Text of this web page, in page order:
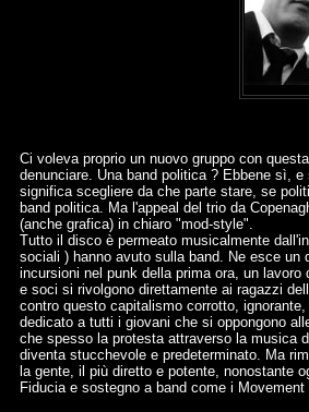
Ci voleva proprio un nuovo gruppo con
denunciare. Una band politica ? Ebbene sì,
significa scegliere da che parte stare, se
band politica. Ma l'appeal del trio da
(anche grafica) in chiaro "mod-style".
Tutto il disco è permeato musicalmente
sociali ) hanno avuto sulla band. Ne esce
incursioni nel punk della prima ora, un
e soci si rivolgono direttamente ai ragazzi
contro questo capitalismo corrotto,
dedicato a tutti i giovani che si oppongono
che spesso la protesta attraverso la musica
diventa stucchevole e predeterminato. Ma
la gente, il più diretto e potente, nonostante
Fiducia e sostegno a band come i